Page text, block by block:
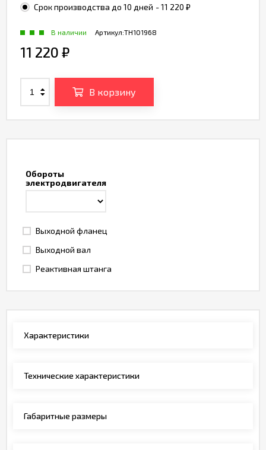
Обороты
электродвигателя
Выходной фланец
Выходной вал
Реактивная штанга
Срок производства до 10 дней - 11 220 ₽
Артикул:TH101968
В наличии
11 220 ₽
В корзину
Характеристики
Технические характеристики
Габаритные размеры